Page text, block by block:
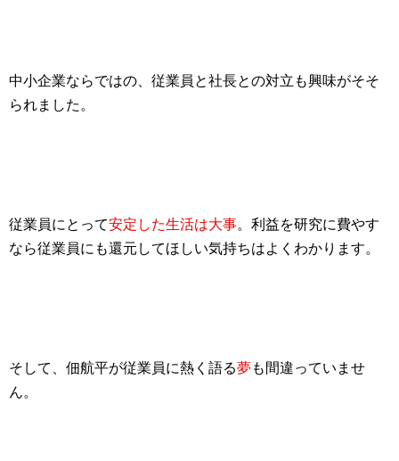
中小企業ならではの、従業員と社長との対立も興味がそそ
られました。
従業員にとって安定した生活は大事。 利益を研究に費やす
なら従業員にも還元してほしい気持ちはよくわかります。
そして、佃航平が従業員に熱く語る夢も間違っていませ
ん。